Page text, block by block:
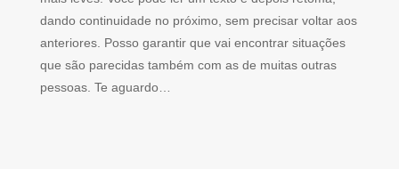
dando continuidade no próximo, sem precisar voltar aos
anteriores. Posso garantir que vai encontrar situações
que são parecidas também com as de muitas outras
pessoas. Te aguardo…